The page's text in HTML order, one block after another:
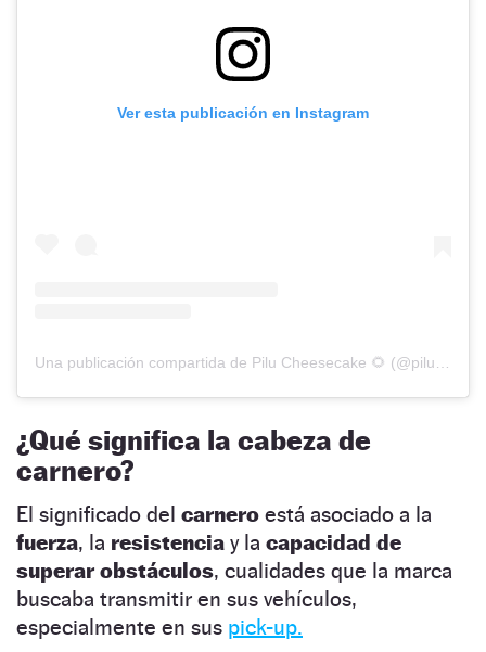
Ver esta publicación en Instagram
Una publicación compartida de Pilu Cheesecake 🌻 (@pilucheesecake)
¿Qué significa la cabeza de
carnero?
El significado del carnero está asociado a la
fuerza, la resistencia y la capacidad de
superar obstáculos, cualidades que la marca
buscaba transmitir en sus vehículos,
especialmente en sus pick-up.